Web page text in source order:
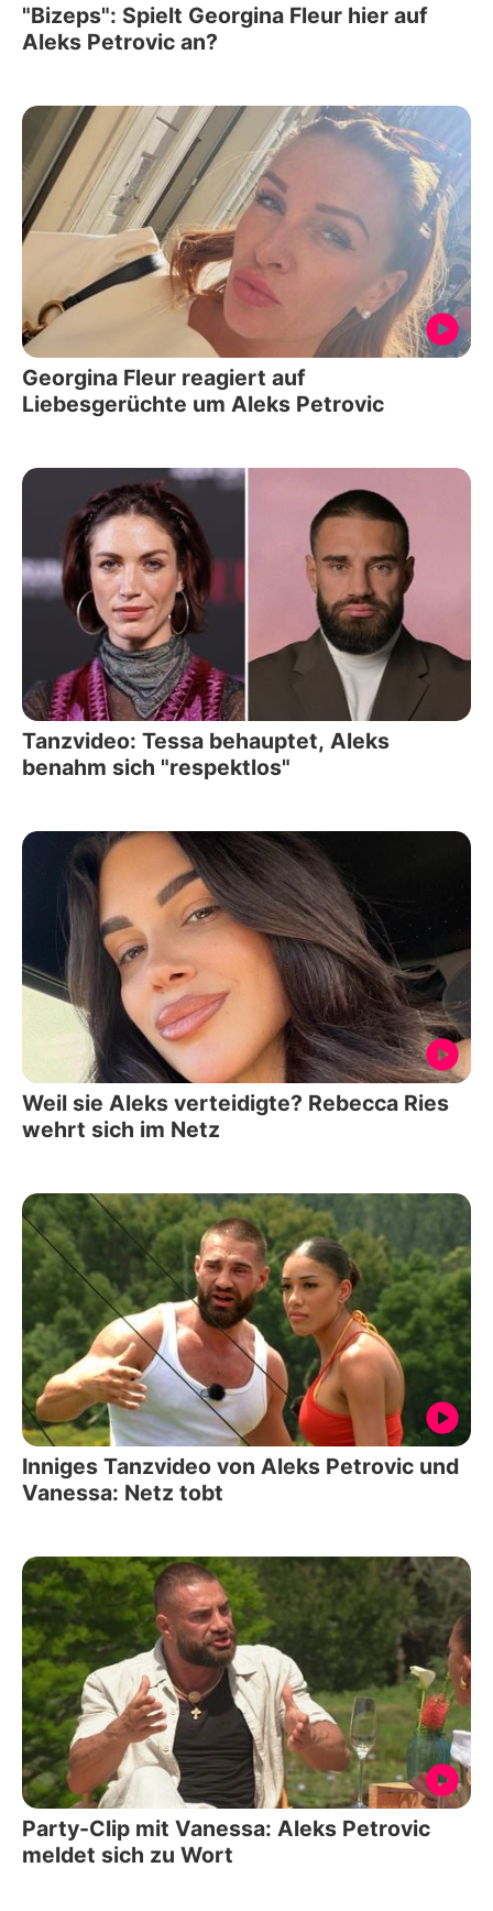
"Bizeps": Spielt Georgina Fleur hier auf
Aleks Petrovic an?
Georgina Fleur reagiert auf
Liebesgerüchte um Aleks Petrovic
Tanzvideo: Tessa behauptet, Aleks
benahm sich "respektlos"
Weil sie Aleks verteidigte? Rebecca Ries
wehrt sich im Netz
Inniges Tanzvideo von Aleks Petrovic und
Vanessa: Netz tobt
Party-Clip mit Vanessa: Aleks Petrovic
meldet sich zu Wort